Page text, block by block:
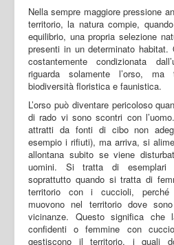
Nella sempre maggiore pressione
territorio, la natura compie,
equilibrio, una propria selezione
presenti in un determinato habitat.
costantemente condizionata
riguarda solamente l’orso,
biodiversità floristica e faunistica.
L’orso può diventare pericoloso
di rado vi sono scontri con
attratti da fonti di cibo non
esempio i rifiuti), ma arriva, si
allontana subito se viene
uomini. Si tratta di esemplari
soprattutto quando si tratta di
territorio con i cuccioli, perché
muovono nel territorio dove
vicinanze. Questo significa che
confidenti o femmine con
gestiscono il territorio, i quali